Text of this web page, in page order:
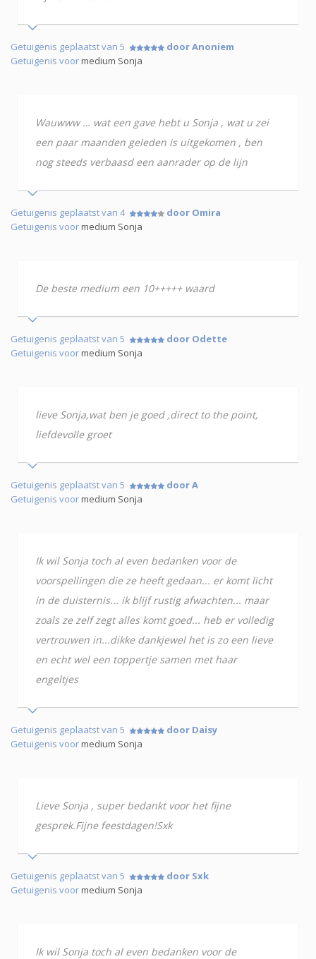
Getuigenis geplaatst van 5
door Anoniem
Getuigenis voormedium Sonja
Wauwww … wat een gave hebt u Sonja , wat u zei
een paar maanden geleden is uitgekomen , ben
nog steeds verbaasd een aanrader op de lijn
Getuigenis geplaatst van 4
door Omira
Getuigenis voormedium Sonja
De beste medium een 10+++++ waard
Getuigenis geplaatst van 5
door Odette
Getuigenis voormedium Sonja
lieve Sonja,wat ben je goed ,direct to the point,
liefdevolle groet
Getuigenis geplaatst van 5
door A
Getuigenis voormedium Sonja
Ik wil Sonja toch al even bedanken voor de
voorspellingen die ze heeft gedaan... er komt licht
in de duisternis... ik blijf rustig afwachten... maar
zoals ze zelf zegt alles komt goed... heb er volledig
vertrouwen in...dikke dankjewel het is zo een lieve
en echt wel een toppertje samen met haar
engeltjes
Getuigenis geplaatst van 5
door Daisy
Getuigenis voormedium Sonja
Lieve Sonja , super bedankt voor het fijne
gesprek.Fijne feestdagen!Sxk
Getuigenis geplaatst van 5
door Sxk
Getuigenis voormedium Sonja
Ik wil Sonja toch al even bedanken voor de